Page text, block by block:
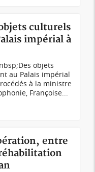
culturels
impérial à
objets
au Palais impérial
à la ministre
Françoise...
entre